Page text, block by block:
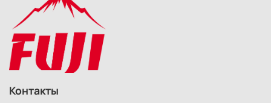
Контакты